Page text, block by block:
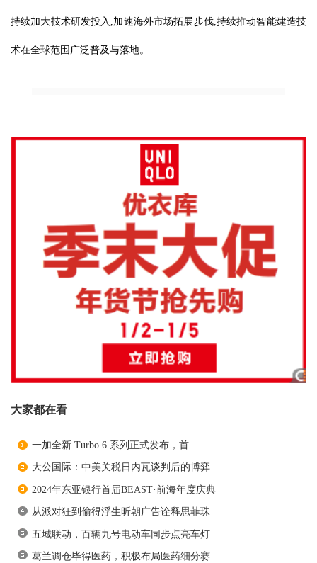
持续加大技术研发投入,加速海外市场拓展步伐,持续推动智能建造技
术在全球范围广泛普及与落地。
大家都在看
一加全新 Turbo 6 系列正式发布，首
大公国际：中美关税日内瓦谈判后的博弈
2024年东亚银行首届BEAST·前海年度庆典
从派对狂到偷得浮生昕朝广告诠释思菲珠
五城联动，百辆九号电动车同步点亮车灯
葛兰调仓毕得医药，积极布局医药细分赛